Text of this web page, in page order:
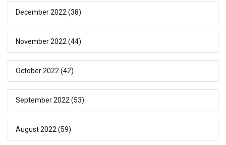
December 2022 (38)
November 2022 (44)
October 2022 (42)
September 2022 (53)
August 2022 (59)